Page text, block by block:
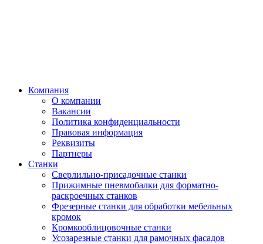
Компания
О компании
Вакансии
Политика конфиденциальности
Правовая информация
Реквизиты
Партнеры
Станки
Сверлильно-присадочные станки
Прижимные пневмобалки для форматно-
раскроечных станков
Фрезерные станки для обработки мебельных
кромок
Кромкооблицовочные станки
Усозарезные станки для рамочных фасадов